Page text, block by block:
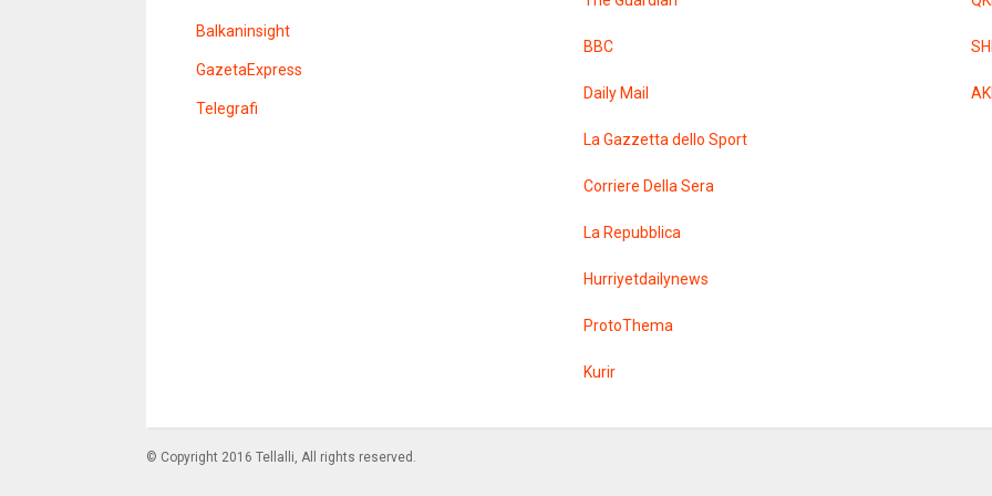
Balkaninsight
GazetaExpress
Telegrafi
BBC
Daily Mail
La Gazzetta dello Sport
Corriere Della Sera
La Repubblica
Hurriyetdailynews
ProtoThema
Kurir
© Copyright 2016 Tellalli, All rights reserved.